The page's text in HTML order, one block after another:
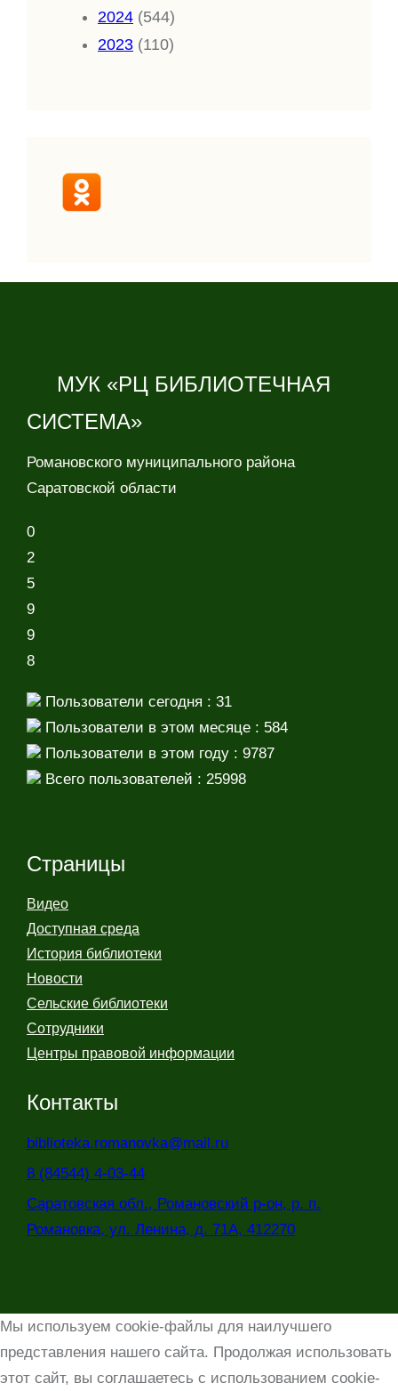
2024 (544)
2023 (110)
МУК «РЦ БИБЛИОТЕЧНАЯ
СИСТЕМА»
Романовского муниципального района
Саратовской области
0
2
5
9
9
8
Пользователи сегодня : 31
Пользователи в этом месяце : 584
Пользователи в этом году : 9787
Всего пользователей : 25998
Страницы
Видео
Доступная среда
История библиотеки
Новости
Сельские библиотеки
Сотрудники
Центры правовой информации
Контакты
biblioteka.romanovka@mail.ru
8 (84544) 4-03-44
Саратовская обл., Романовский р-он, р. п.
Романовка, ул. Ленина, д. 71А, 412270
Мы используем cookie-файлы для наилучшего
представления нашего сайта. Продолжая использовать
этот сайт, вы соглашаетесь с использованием cookie-